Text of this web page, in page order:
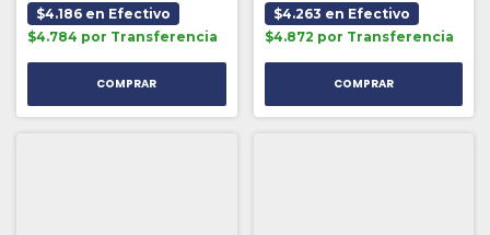
$4.186 en Efectivo
$4.784 por Transferencia
$4.263 en Efectivo
$4.872 por Transferencia